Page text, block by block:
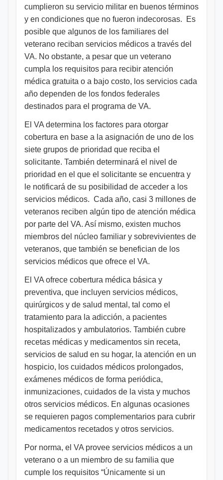
cumplieron su servicio militar en buenos términos
y en condiciones que no fueron indecorosas. Es
posible que algunos de los familiares del
veterano reciban servicios médicos a través del
VA. No obstante, a pesar que un veterano
cumpla los requisitos para recibir atención
médica gratuita o a bajo costo, los servicios cada
año dependen de los fondos federales
destinados para el programa de VA.
El VA determina los factores para otorgar
cobertura en base a la asignación de uno de los
siete grupos de prioridad que reciba el
solicitante. También determinará el nivel de
prioridad en el que el solicitante se encuentra y
le notificará de su posibilidad de acceder a los
servicios médicos. Cada año, casi 3 millones de
veteranos reciben algún tipo de atención médica
por parte del VA. Así mismo, existen muchos
miembros del núcleo familiar y sobrevivientes de
veteranos, que también se benefician de los
servicios médicos que ofrece el VA.
El VA ofrece cobertura médica básica y
preventiva, que incluyen servicios médicos,
quirúrgicos y de salud mental, tal como el
tratamiento para la adicción, a pacientes
hospitalizados y ambulatorios. También cubre
recetas médicas y medicamentos sin receta,
servicios de salud en su hogar, la atención en un
hospicio, los cuidados médicos prolongados,
exámenes médicos de forma periódica,
inmunizaciones, cuidados de la vista y muchos
otros servicios médicos. En algunas ocasiones
se requieren pagos complementarios para cubrir
medicamentos recetados y otros servicios.
Por norma, el VA provee servicios médicos a un
veterano o a un miembro de su familia que
cumple los requisitos “Únicamente si un